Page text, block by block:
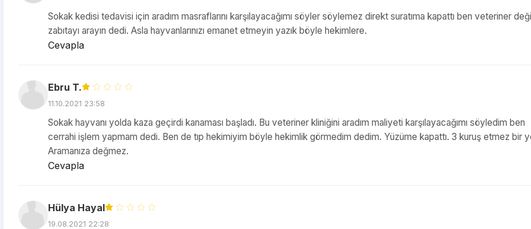
Sokak kedisi tedavisi için aradım masraflarını karşılayacağımı söyler söylemez direkt suratıma kapattı ben veteriner
zabıtayı arayın dedi. Asla hayvanlarınızı emanet etmeyin yazık böyle hekimlere.
Cevapla
Ebru T.
11.10.2021 23:58
Sokak hayvanı yolda kaza geçirdi kanaması başladı. Bu veteriner kliniğini aradım maliyeti karşılayacağımı söyledim ben
cerrahi işlem yapmam dedi. Ben de tıp hekimiyim böyle hekimlik görmedim dedim. Yüzüme kapattı. 3 kuruş etmez bir
Aramanıza değmez.
Cevapla
Hülya Hayal
19.08.2021 22:28